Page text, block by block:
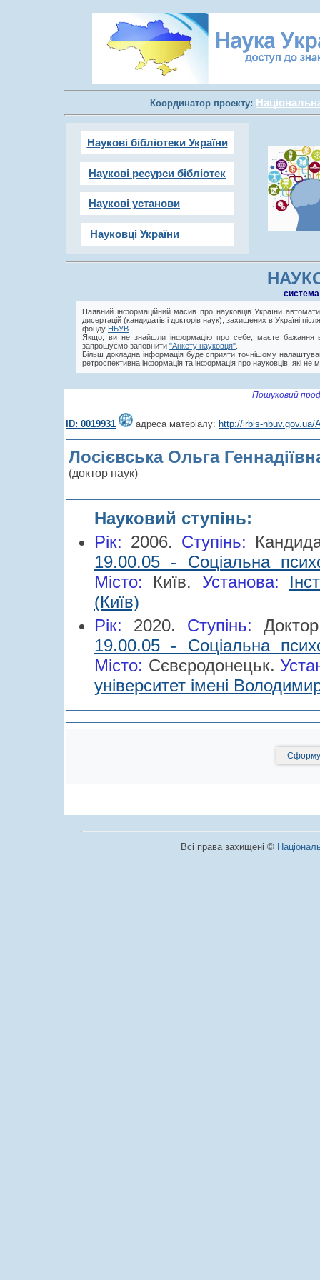
Координатор проекту:
Наукові бібліотеки України
Наукові ресурси бібліотек
Наукові установи
Науковці України
cистема
Наявний інформаційний масив про науковців України
дисертацій (кандидатів і докторів наук), захищених в Україні
фонду НБУВ
Якщо, ви не знайшли інформацію про себе, маєте бажання
запрошуємо заповнити "Анкету науковця"
Більш докладна інформація буде сприяти точнішому
ретроспективна інформація та інформація про науковців, які не
Пошуковий
ID: 0019931 адреса матеріалу: http://irbis-nbuv.gov.ua/
Лосієвська Ольга
(доктор наук)
Науковий ступінь:
Рік: 2006. Cтупінь:
19.00.05 - Соціальна
Місто: Київ. Установа:
(Київ)
Рік: 2020. Cтупінь:
19.00.05 - Соціальна
Місто: Сєвєродонецьк.
університет імені
Всі права захищені ©